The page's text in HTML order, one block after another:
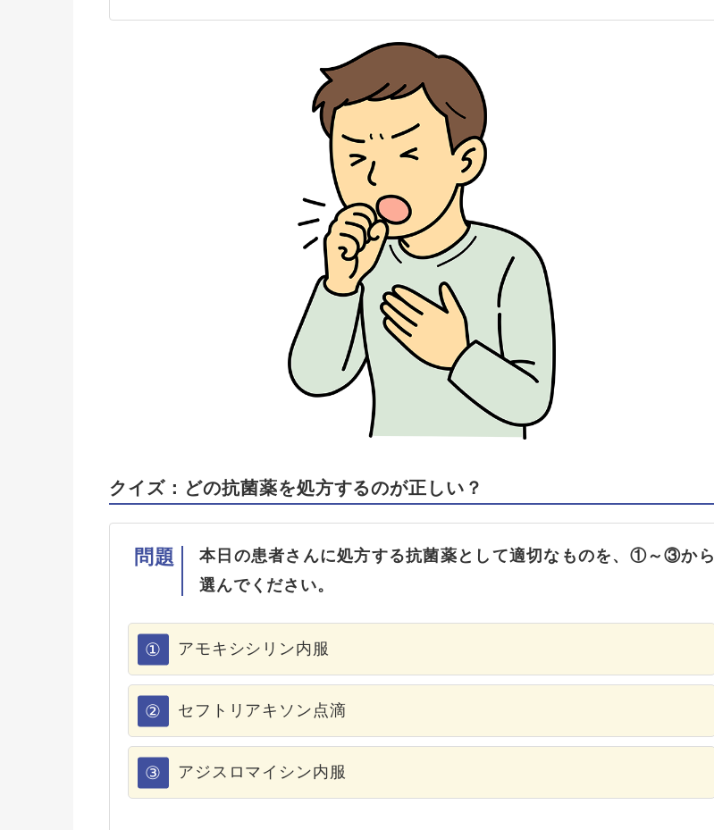
クイズ：どの抗菌薬を処方するのが正しい？
問題
本日の患者さんに処方する抗菌薬として適切なものを、①～③から
選んでください。
① アモキシシリン内服
② セフトリアキソン点滴
③ アジスロマイシン内服